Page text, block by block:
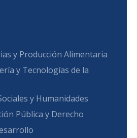
y Producción Alimentaria
y Tecnologías de la
y Humanidades
Pública y Derecho